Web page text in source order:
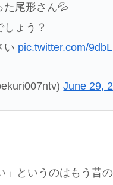
た尾形さん💦
ょう？
い pic.twitter.com/
June 29,
」というのはもう昔